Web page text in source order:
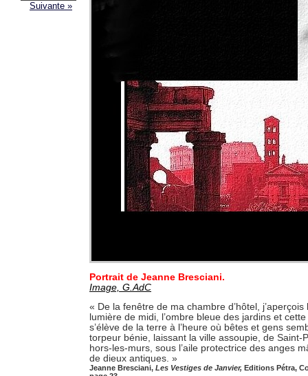
Suivante »
Portrait de Jeanne Bresciani.
Image, G.AdC
« De la fenêtre de ma chambre d’hôtel,
lumière de midi, l’ombre bleue des jardins et
s’élève de la terre à l’heure où bêtes et gens
torpeur bénie, laissant la ville assoupie, de Saint-
hors-les-murs, sous l’aile protectrice des anges
de dieux antiques. »
Jeanne Bresciani, Les Vestiges de Janvier, Editions Pétra,